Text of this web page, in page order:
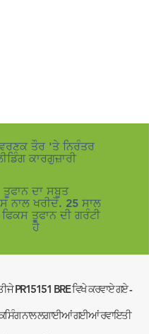
ਤੌਰ 'ਤੇ ਨਿਰੰਤਰ
ਕਾਰਗੁਜ਼ਾਰੀ
ਤੂਫਾਨ ਦਾ ਸਬੂਤ
ਨਾਲ ਖਰੀਦੋ. 25 ਸਾਲ
ਤੂਫਾਨ ਦੀ ਗਰੰਟੀ
ਹੈ
PR15151 BRE ਵਿਖੇ ਕਰਵਾਏ ਗਏ -
ਨਾਲ ਲਗਾਈਆਂ ਗਈਆਂ ਰਵਾਇਤੀ